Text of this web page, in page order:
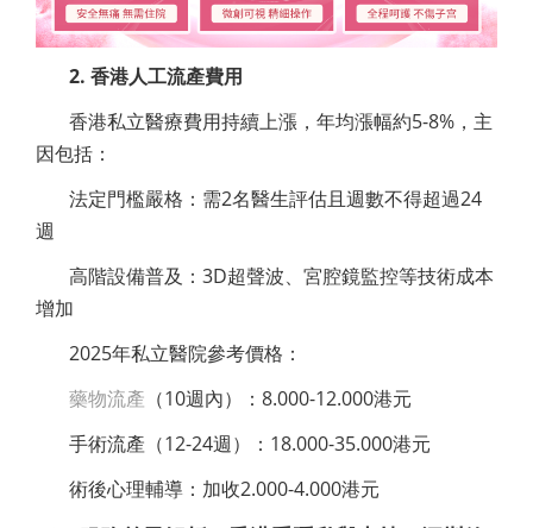
2. 香港人工流產費用
香港私立醫療費用持續上漲，年均漲幅約5-8%，主
因包括：
法定門檻嚴格：需2名醫生評估且週數不得超過24
週
高階設備普及：3D超聲波、宮腔鏡監控等技術成本
增加
2025年私立醫院參考價格：
藥物流產 （10週內）：8.000-12.000港元
手術流產（12-24週）：18.000-35.000港元
術後心理輔導：加收2.000-4.000港元